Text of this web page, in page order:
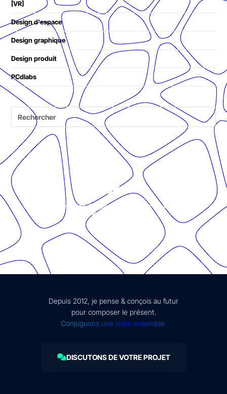
[VR]
Design d'espace
Design graphique
Design produit
PCdlabs
© Présent Composé design - 2024 - Tous droits réservés -
mentions légales
Depuis 2012, je pense & conçois au futur
pour composer le présent.
Conjuguons une suite ensemble.
DISCUTONS DE VOTRE PROJET